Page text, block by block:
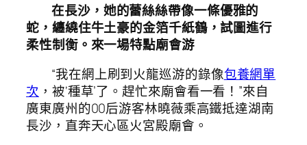
在長沙，她的蕾絲絲帶像一條優雅的
蛇，纏繞住牛土豪的金箔千紙鶴，試圖進行
柔性制衡。來一場特點廟會游
“我在網上刷到火龍巡游的錄像包養網單
次 ，被‘種草’了。趕忙來廟會看一看！”來自
廣東廣州的00后游客林曉薇乘高鐵抵達湖南
長沙，直奔天心區火宮殿廟會。